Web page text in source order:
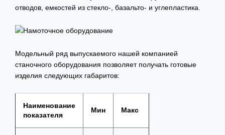
отводов, емкостей из стекло-, базальто- и углепластика.
Модельный ряд выпускаемого нашей компанией
станочного оборудования позволяет получать готовые
изделия следующих габаритов:
Наименование
показателя
Мин Макс